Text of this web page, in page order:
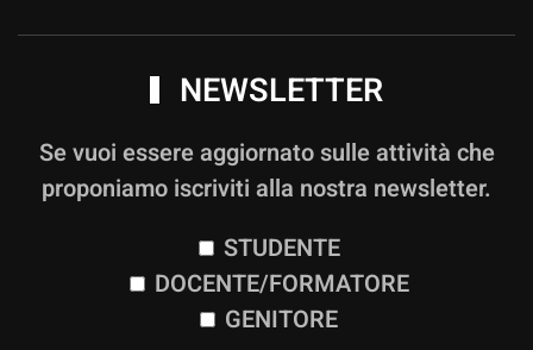
NEWSLETTER
Se vuoi essere aggiornato sulle attività che
proponiamo iscriviti alla nostra newsletter.
STUDENTE
DOCENTE/FORMATORE
GENITORE